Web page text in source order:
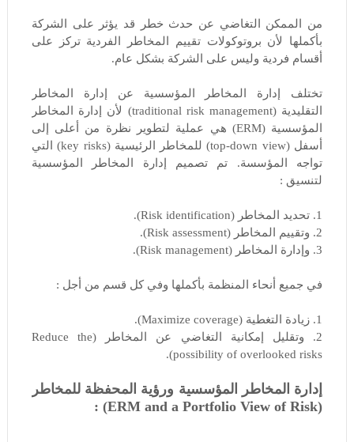
من الممكن التغاضي عن حدث خطر قد يؤثر على الشركة
بأكملها لأن بروتوكولات تقييم المخاطر الفردية تركز على
أقسام فردية وليس على الشركة بشكل عام.
تختلف إدارة المخاطر المؤسسية عن إدارة المخاطر
التقليدية (traditional risk management) لأن إدارة المخاطر
المؤسسية (ERM) هي عملية لتطوير نظرة من أعلى إلى
أسفل (top-down view) للمخاطر الرئيسية (key risks) التي
تواجه المؤسسة. تم تصميم إدارة المخاطر المؤسسية
لتنسيق :
1. تحديد المخاطر (Risk identification).
2. وتقييم المخاطر (Risk assessment).
3. وإدارة المخاطر (Risk management).
في جميع أنحاء المنظمة بأكملها وفي كل قسم من أجل :
1. زيادة التغطية (Maximize coverage).
2. وتقليل إمكانية التغاضي عن المخاطر (Reduce the
possibility of overlooked risks).
إدارة المخاطر المؤسسية ورؤية المحفظة للمخاطر
(ERM and a Portfolio View of Risk) :